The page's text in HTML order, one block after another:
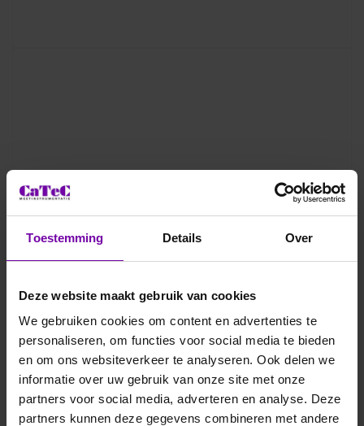
Toestemming Details Over
Deze website maakt gebruik van cookies
We gebruiken cookies om content en advertenties te
personaliseren, om functies voor social media te bieden
en om ons websiteverkeer te analyseren. Ook delen we
informatie over uw gebruik van onze site met onze
partners voor social media, adverteren en analyse. Deze
partners kunnen deze gegevens combineren met andere